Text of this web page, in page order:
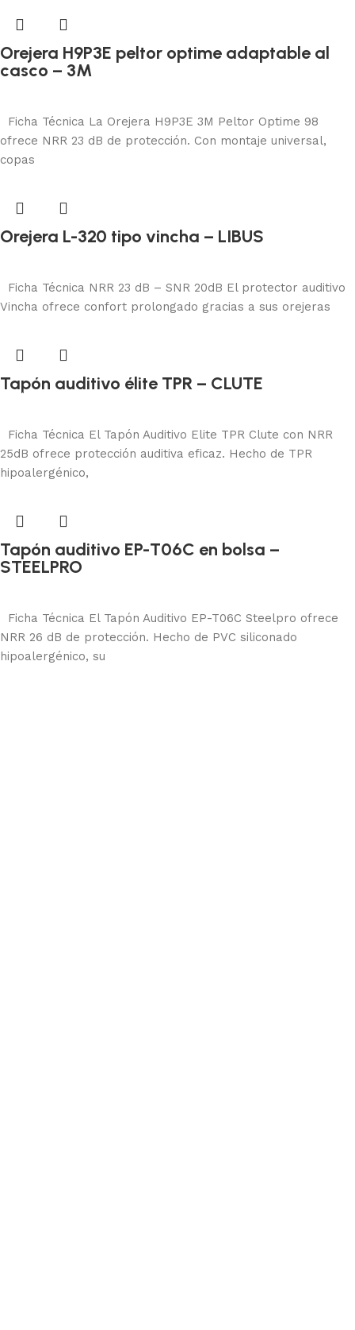
Orejera H9P3E peltor optime adaptable al
casco – 3M
Ficha Técnica La Orejera H9P3E 3M Peltor Optime 98
ofrece NRR 23 dB de protección. Con montaje universal,
copas
Orejera L-320 tipo vincha – LIBUS
Protección auditiva
Ficha Técnica NRR 23 dB – SNR 20dB El protector auditivo
Vincha ofrece confort prolongado gracias a sus orejeras
Tapón auditivo élite TPR – CLUTE
Protección auditiva
Ficha Técnica El Tapón Auditivo Elite TPR Clute con NRR
25dB ofrece protección auditiva eficaz. Hecho de TPR
hipoalergénico,
Tapón auditivo EP-T06C en bolsa –
STEELPRO
Ficha Técnica El Tapón Auditivo EP-T06C Steelpro ofrece
NRR 26 dB de protección. Hecho de PVC siliconado
hipoalergénico, su